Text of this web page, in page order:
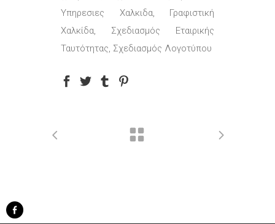
Υπηρεσιες Χαλκιδα, Γραφιστική
Χαλκίδα, Σχεδιασμός Εταιρικής
Ταυτότητας, Σχεδιασμός Λογοτύπου